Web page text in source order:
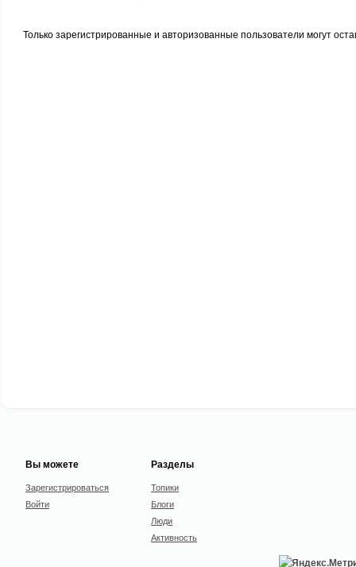
Только зарегистрированные и авторизованные пользователи могут
Вы можете
Зарегистрироваться
Войти
Разделы
Топики
Блоги
Люди
Активность